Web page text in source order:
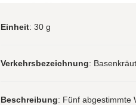
Einheit: 30 g
Verkehrsbezeichnung:
Beschreibung: Fünf abgestimmte